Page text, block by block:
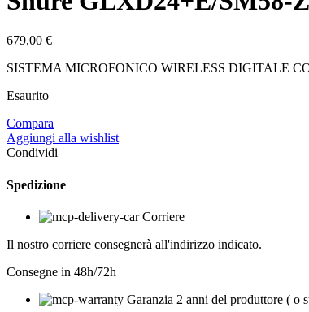
679,00 €
SISTEMA MICROFONICO WIRELESS DIGITALE
Esaurito
Compara
Aggiungi alla wishlist
Condividi
Spedizione
Corriere
Il nostro corriere consegnerà all'indirizzo indicato.
Consegne in 48h/72h
Garanzia 2 anni del produttore ( o